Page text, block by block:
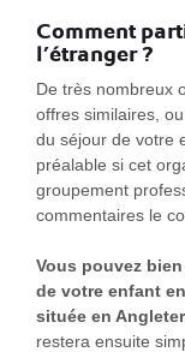
Comment
l’étranger ?
De très nombreux
offres similaires,
du séjour de votre
préalable si cet
groupement
commentaires le
Vous pouvez
de votre enfant
située en
restera ensuite